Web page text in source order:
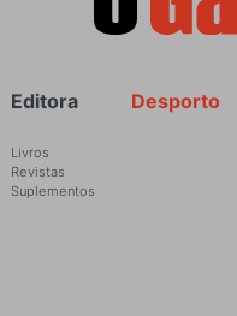
Rodapé Desporto
Editora
Livros
Revistas
Suplementos